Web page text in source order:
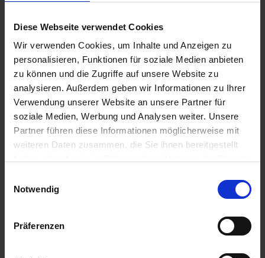
Diese Webseite verwendet Cookies
Wir verwenden Cookies, um Inhalte und Anzeigen zu
personalisieren, Funktionen für soziale Medien anbieten
zu können und die Zugriffe auf unsere Website zu
analysieren. Außerdem geben wir Informationen zu Ihrer
Verwendung unserer Website an unsere Partner für
soziale Medien, Werbung und Analysen weiter. Unsere
Partner führen diese Informationen möglicherweise mit
weiteren Daten zusammen, die Sie ihnen bereitgestellt
Notwendig
Präferenzen
für den privaten, nicht kommerziellen Gebrauch gestattet.
Soweit die Inhalte auf dieser Seite nicht vom Betreiber erstellt
Insbesondere werden Inhalte Dritter als solche
gekennzeichnet. Sollten Sie trotzdem auf eine
Urheberrechtsverletzung aufmerksam werden, bitten wir um
einen entsprechenden Hinweis. Bei Bekanntwerden von
Rechtsverletzungen werden wir derartige Inhalte umgehend
entfernen.
Links
Mitglied finden